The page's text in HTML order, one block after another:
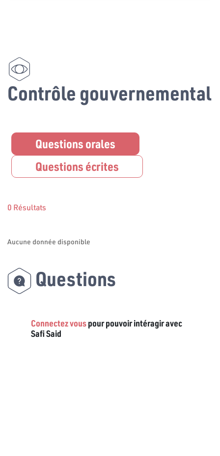
Contrôle gouvernemental
Questions orales
Questions écrites
0 Résultats
Aucune donnée disponible
Questions
Connectez vouspour pouvoir intéragir avec
Safi Said